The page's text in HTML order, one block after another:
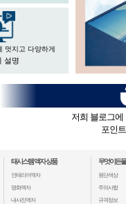
멋지고 다양하게
설명
저희 블로그
포인
태시스템 액자 상품
인테리어액자
명화액자
내사진액자
무엇이든
원단색상
주의사항
규격정보